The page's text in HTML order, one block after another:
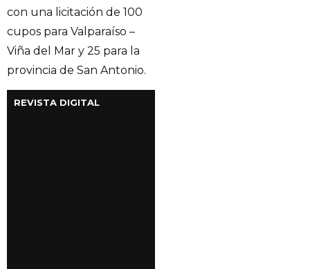
con una licitación de 100
cupos para Valparaíso –
Viña del Mar y 25 para la
provincia de San Antonio.
REVISTA DIGITAL